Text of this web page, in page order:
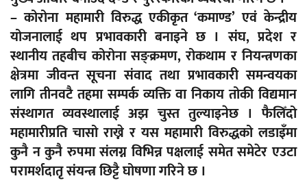
– कोरोना महामारी विरुद्ध एकीकृत ‘कमाण्ड’ एवं केन्द्रीय
योजनालाई थप प्रभावकारी बनाइने छ । संघ, प्रदेश र
स्थानीय तहबीच कोरोना सङ्क्रमण, रोकथाम र नियन्त्रणका
क्षेत्रमा जीवन्त सूचना संवाद तथा प्रभावकारी समन्वयका
लागि तीनवटै तहमा सम्पर्क व्यक्ति वा निकाय तोकी विद्यमान
संस्थागत व्यवस्थालाई अझ चुस्त तुल्याइनेछ । फैलिँदो
महामारीप्रति चासो राख्ने र यस महामारी विरुद्धको लडाइँमा
कुनै न कुनै रुपमा संलग्न विभिन्न पक्षलाई समेत समेटेर एउटा
परामर्शदातृ संयन्त्र छिट्टै घोषणा गरिने छ ।